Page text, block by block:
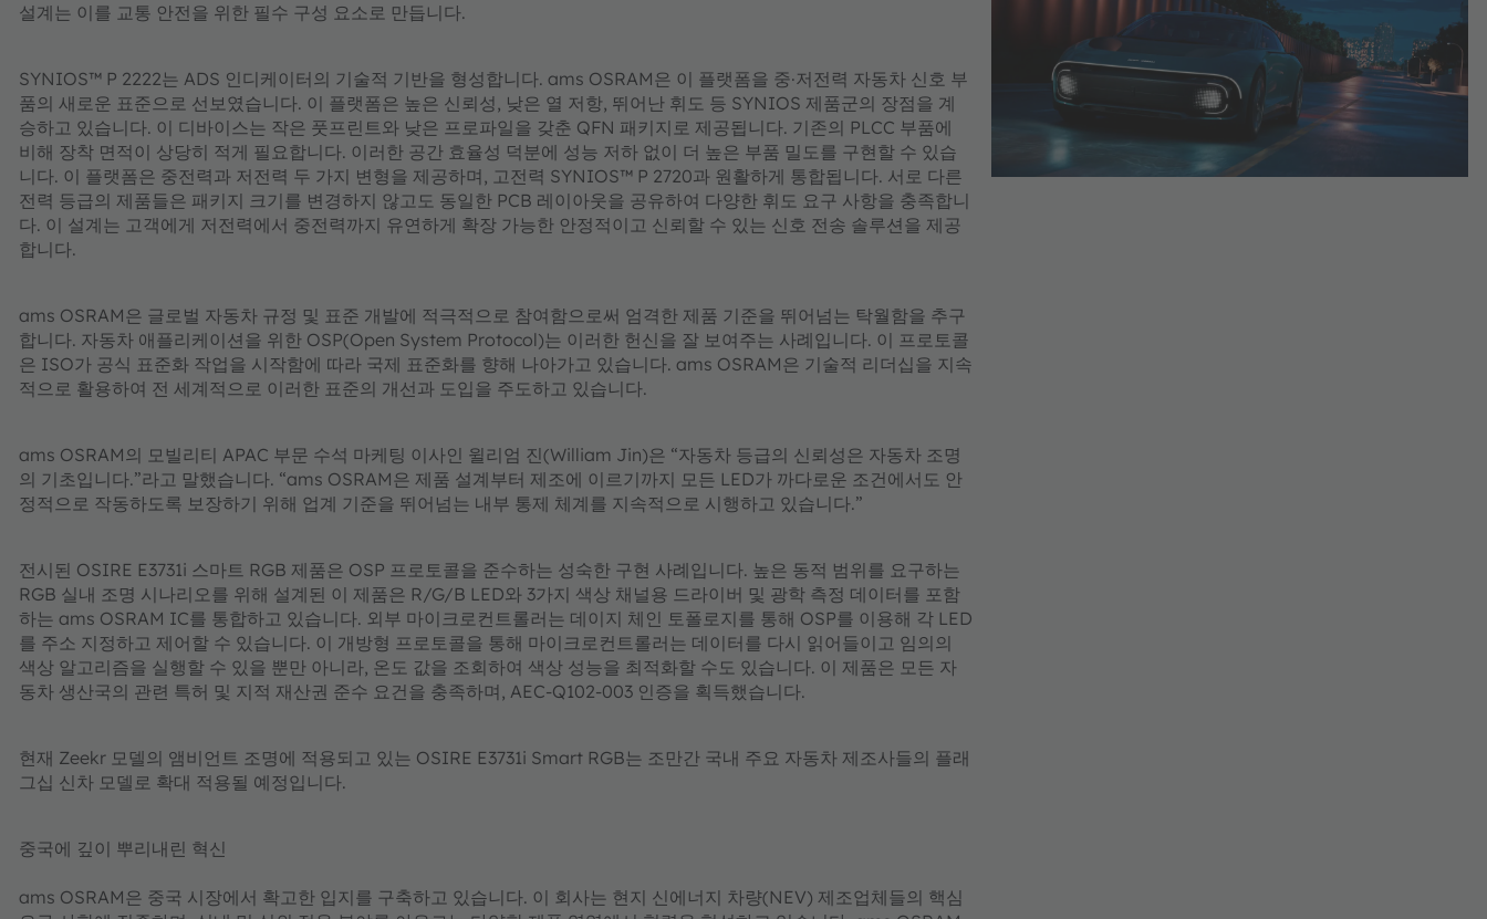
설계는 이를 교통 안전을 위한 필수 구성 요소로 만듭니다.
SYNIOS™ P 2222는 ADS 인디케이터의 기술적 기반을 형성합니다. ams OSRAM은 이 플랫폼을 중·저전력 자동차 신호 부
품의 새로운 표준으로 선보였습니다. 이 플랫폼은 높은 신뢰성, 낮은 열 저항, 뛰어난 휘도 등 SYNIOS 제품군의 장점을 계
승하고 있습니다. 이 디바이스는 작은 풋프린트와 낮은 프로파일을 갖춘 QFN 패키지로 제공됩니다. 기존의 PLCC 부품에
비해 장착 면적이 상당히 적게 필요합니다. 이러한 공간 효율성 덕분에 성능 저하 없이 더 높은 부품 밀도를 구현할 수 있습
니다. 이 플랫폼은 중전력과 저전력 두 가지 변형을 제공하며, 고전력 SYNIOS™ P 2720과 원활하게 통합됩니다. 서로 다른
전력 등급의 제품들은 패키지 크기를 변경하지 않고도 동일한 PCB 레이아웃을 공유하여 다양한 휘도 요구 사항을 충족합니
다. 이 설계는 고객에게 저전력에서 중전력까지 유연하게 확장 가능한 안정적이고 신뢰할 수 있는 신호 전송 솔루션을 제공
합니다.
ams OSRAM은 글로벌 자동차 규정 및 표준 개발에 적극적으로 참여함으로써 엄격한 제품 기준을 뛰어넘는 탁월함을 추구
합니다. 자동차 애플리케이션을 위한 OSP(Open System Protocol)는 이러한 헌신을 잘 보여주는 사례입니다. 이 프로토콜
은 ISO가 공식 표준화 작업을 시작함에 따라 국제 표준화를 향해 나아가고 있습니다. ams OSRAM은 기술적 리더십을 지속
적으로 활용하여 전 세계적으로 이러한 표준의 개선과 도입을 주도하고 있습니다.
ams OSRAM의 모빌리티 APAC 부문 수석 마케팅 이사인 윌리엄 진(William Jin)은 “자동차 등급의 신뢰성은 자동차 조명
의 기초입니다.”라고 말했습니다. “ams OSRAM은 제품 설계부터 제조에 이르기까지 모든 LED가 까다로운 조건에서도 안
정적으로 작동하도록 보장하기 위해 업계 기준을 뛰어넘는 내부 통제 체계를 지속적으로 시행하고 있습니다.”
전시된 OSIRE E3731i 스마트 RGB 제품은 OSP 프로토콜을 준수하는 성숙한 구현 사례입니다. 높은 동적 범위를 요구하는
RGB 실내 조명 시나리오를 위해 설계된 이 제품은 R/G/B LED와 3가지 색상 채널용 드라이버 및 광학 측정 데이터를 포함
하는 ams OSRAM IC를 통합하고 있습니다. 외부 마이크로컨트롤러는 데이지 체인 토폴로지를 통해 OSP를 이용해 각 LED
를 주소 지정하고 제어할 수 있습니다. 이 개방형 프로토콜을 통해 마이크로컨트롤러는 데이터를 다시 읽어들이고 임의의
색상 알고리즘을 실행할 수 있을 뿐만 아니라, 온도 값을 조회하여 색상 성능을 최적화할 수도 있습니다. 이 제품은 모든 자
동차 생산국의 관련 특허 및 지적 재산권 준수 요건을 충족하며, AEC-Q102-003 인증을 획득했습니다.
현재 Zeekr 모델의 앰비언트 조명에 적용되고 있는 OSIRE E3731i Smart RGB는 조만간 국내 주요 자동차 제조사들의 플래
그십 신차 모델로 확대 적용될 예정입니다.
중국에 깊이 뿌리내린 혁신
ams OSRAM은 중국 시장에서 확고한 입지를 구축하고 있습니다. 이 회사는 현지 신에너지 차량(NEV) 제조업체들의 핵심